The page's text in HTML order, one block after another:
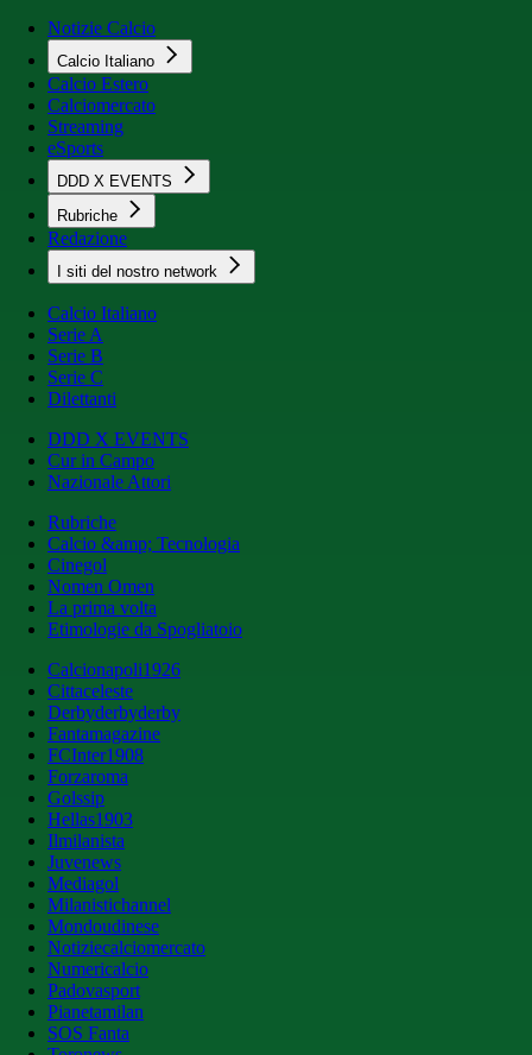
Notizie Calcio
Calcio Italiano
Calcio Estero
Calciomercato
Streaming
eSports
DDD X EVENTS
Rubriche
Redazione
I siti del nostro network
Calcio Italiano
Serie A
Serie B
Serie C
Dilettanti
DDD X EVENTS
Cur in Campo
Nazionale Attori
Rubriche
Calcio &amp; Tecnologia
Cinegol
Nomen Omen
La prima volta
Etimologie da Spogliatoio
Calcionapoli1926
Cittaceleste
Derbyderbyderby
Fantamagazine
FCInter1908
Forzaroma
Golssip
Hellas1903
Ilmilanista
Juvenews
Mediagol
Milanistichannel
Mondoudinese
Notiziecalciomercato
Numericalcio
Padovasport
Pianetamilan
SOS Fanta